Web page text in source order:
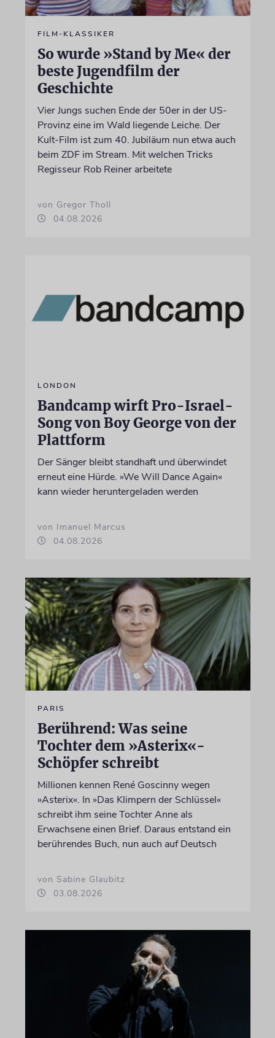
FILM-KLASSIKER
So wurde »Stand by Me« der
beste Jugendfilm der
Geschichte
Vier Jungs suchen Ende der 50er in der US-
Provinz eine im Wald liegende Leiche. Der
Kult-Film ist zum 40. Jubiläum nun etwa auch
beim ZDF im Stream. Mit welchen Tricks
Regisseur Rob Reiner arbeitete
von Gregor Tholl
04.08.2026
LONDON
Bandcamp wirft Pro-Israel-
Song von Boy George von der
Plattform
Der Sänger bleibt standhaft und überwindet
erneut eine Hürde. »We Will Dance Again«
kann wieder heruntergeladen werden
von Imanuel Marcus
04.08.2026
PARIS
Berührend: Was seine
Tochter dem »Asterix«-
Schöpfer schreibt
Millionen kennen René Goscinny wegen
»Asterix«. In »Das Klimpern der Schlüssel«
schreibt ihm seine Tochter Anne als
Erwachsene einen Brief. Daraus entstand ein
berührendes Buch, nun auch auf Deutsch
von Sabine Glaubitz
03.08.2026